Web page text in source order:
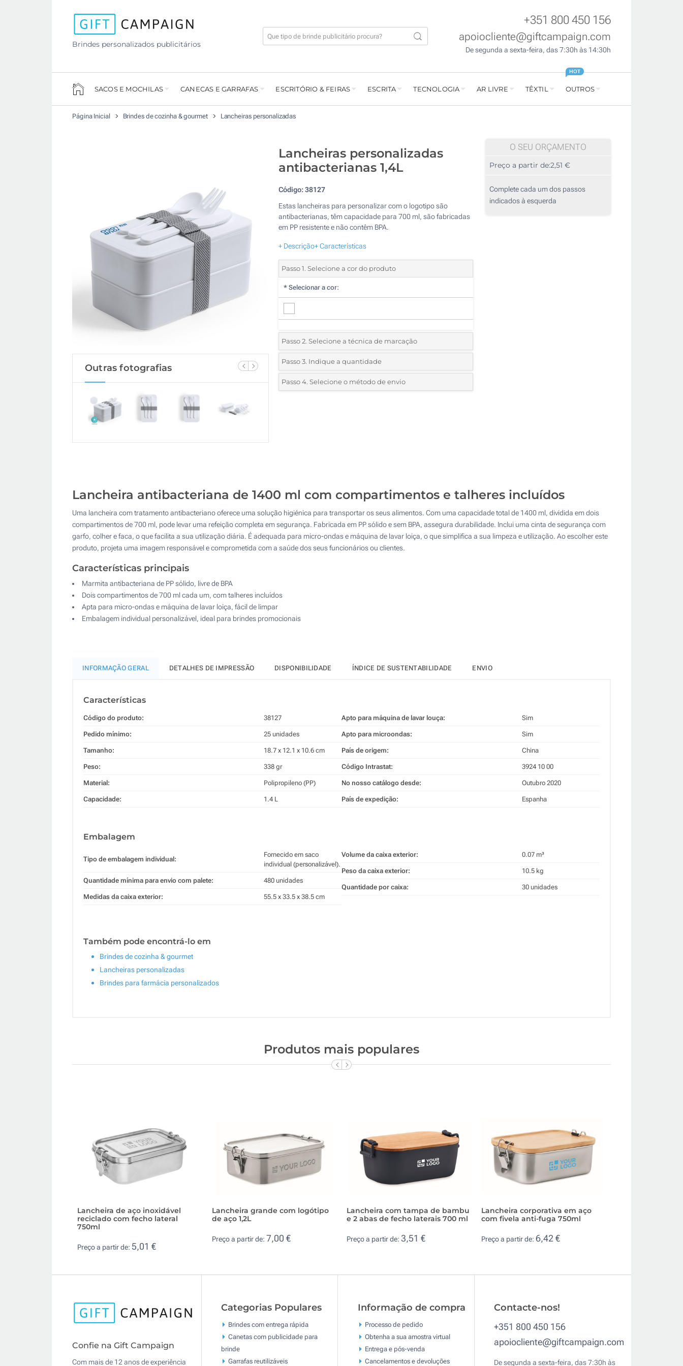
Brindes personalizados publicitários
+351 800 450 156
apoiocliente@giftcampaign.com
De segunda a sexta-feira, das 7:30h às 14:30h
SACOS E MOCHILAS CANECAS E GARRAFAS ESCRITÓRIO & FEIRAS ESCRITA TECNOLOGIA AR LIVRE TÊXTIL OUTROS
HOT
Página Inicial Brindes de cozinha & gourmet Lancheiras personalizadas
Outras fotografias
Lancheiras personalizadas
antibacterianas 1,4L
Código:38127
Estas lancheiras para personalizar com o logotipo são
antibacterianas, têm capacidade para 700 ml, são fabricadas
em PP resistente e não contêm BPA.
+ Descrição+ Características
Passo 1. Selecione a cor do produto
* Selecionar a cor:
Passo 2. Selecione a técnica de marcação
*Selecione o tipo de marcação e as cores do logotipo:
1 Cor (Na tampa)
Impressão digital a cores (Na tampa)
Sem impressão
Passo 3. Indique a quantidade
*Quantidade mínima:25
Outra : Atualizar
Passo 4. Selecione o método de envio
O SEU ORÇAMENTO
Preço a partir de:2,51 €
Complete cada um dos passos
indicados à esquerda
Lancheira antibacteriana de 1400 ml com compartimentos e talheres incluídos
Uma lancheira com tratamento antibacteriano oferece uma solução higiénica para transportar os seus alimentos. Com uma capacidade total de 1400 ml, dividida em dois
compartimentos de 700 ml, pode levar uma refeição completa em segurança. Fabricada em PP sólido e sem BPA, assegura durabilidade. Inclui uma cinta de segurança com
garfo, colher e faca, o que facilita a sua utilização diária. É adequada para micro-ondas e máquina de lavar loiça, o que simplifica a sua limpeza e utilização. Ao escolher este
produto, projeta uma imagem responsável e comprometida com a saúde dos seus funcionários ou clientes.
Características principais
Marmita antibacteriana de PP sólido, livre de BPA
Dois compartimentos de 700 ml cada um, com talheres incluídos
Apta para micro-ondas e máquina de lavar loiça, fácil de limpar
Embalagem individual personalizável, ideal para brindes promocionais
INFORMAÇÃO GERAL DETALHES DE IMPRESSÃO DISPONIBILIDADE ÍNDICE DE SUSTENTABILIDADE ENVIO
Características
Código do produto: 38127
Pedido mínimo: 25 unidades
Tamanho: 18.7 x 12.1 x 10.6 cm
Peso: 338 gr
Material: Polipropileno (PP)
Capacidade: 1.4 L
Apto para máquina de lavar louça: Sim
Apto para microondas: Sim
País de origem: China
Código Intrastat: 3924 10 00
No nosso catálogo desde: Outubro 2020
País de expedição: Espanha
Embalagem
Tipo de embalagem individual:
Fornecido em saco
individual (personalizável).
Quantidade mínima para envio com palete: 480 unidades
Medidas da caixa exterior: 55.5 x 33.5 x 38.5 cm
Volume da caixa exterior: 0.07 m³
Peso da caixa exterior: 10.5 kg
Quantidade por caixa: 30 unidades
Também pode encontrá-lo em
Brindes de cozinha & gourmet
Lancheiras personalizadas
Brindes para farmácia personalizados
Produtos mais populares
Lancheira de aço inoxidável
reciclado com fecho lateral
750ml
Preço a partir de: 5,01 €
Lancheira grande com logótipo
de aço 1,2L
Preço a partir de: 7,00 €
Lancheira com tampa de bambu
e 2 abas de fecho laterais 700 ml
Preço a partir de: 3,51 €
Lancheira corporativa em aço
com fivela anti-fuga 750ml
Preço a partir de: 6,42 €
Confie na Gift Campaign
Com mais de 12 anos de experiência
Categorias Populares
Brindes com entrega rápida
Canetas com publicidade para
brinde
Garrafas reutilizáveis
Informação de compra
Processo de pedido
Obtenha a sua amostra virtual
Entrega e pós-venda
Cancelamentos e devoluções
Contacte-nos!
+351 800 450 156
apoiocliente@giftcampaign.com
De segunda a sexta-feira, das 7:30h às